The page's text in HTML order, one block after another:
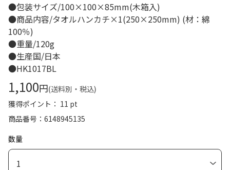
●包装サイズ/100×100×85mm(木箱入)
●商品内容/タオルハンカチ×1(250×250mm) (材：綿
100％)
●重量/120g
●生産国/日本
●HK1017BL
1,100円(送料別・税込)
獲得ポイント： 11 pt
商品番号
6148945135
数量
1